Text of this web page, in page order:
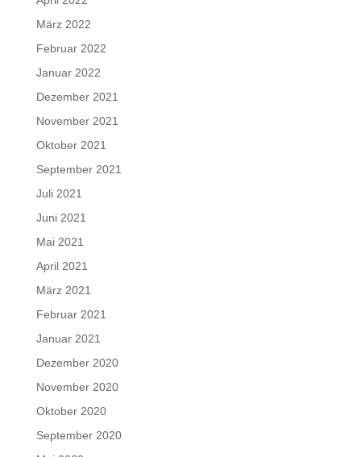
März 2022
Februar 2022
Januar 2022
Dezember 2021
November 2021
Oktober 2021
September 2021
Juli 2021
Juni 2021
Mai 2021
April 2021
März 2021
Februar 2021
Januar 2021
Dezember 2020
November 2020
Oktober 2020
September 2020